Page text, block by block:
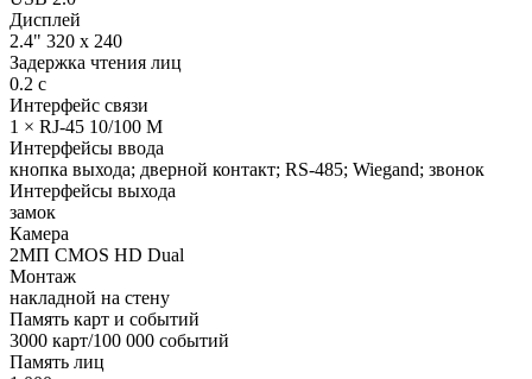
Дисплей
2.4" 320 х 240
Задержка чтения лиц
0.2 с
Интерфейс связи
1 × RJ-45 10/100 M
Интерфейсы ввода
кнопка выхода; дверной контакт; RS-485; Wiegand; звонок
Интерфейсы выхода
замок
Камера
2МП CMOS HD Dual
Монтаж
накладной на стену
Память карт и событий
3000 карт/100 000 событий
Память лиц